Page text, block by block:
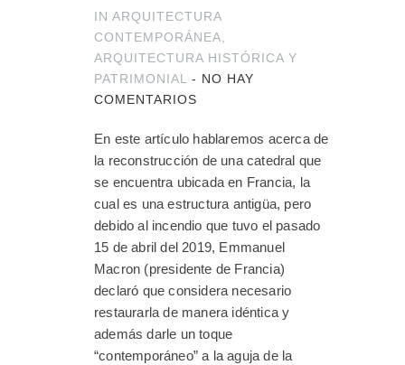
IN ARQUITECTURA
CONTEMPORÁNEA,
ARQUITECTURA HISTÓRICA Y
PATRIMONIAL - NO HAY
COMENTARIOS
En este artículo hablaremos acerca de
la reconstrucción de una catedral que
se encuentra ubicada en Francia, la
cual es una estructura antigüa, pero
debido al incendio que tuvo el pasado
15 de abril del 2019, Emmanuel
Macron (presidente de Francia)
declaró que considera necesario
restaurarla de manera idéntica y
además darle un toque
“contemporáneo” a la aguja de la